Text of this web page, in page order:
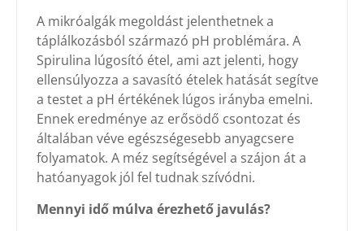
A mikróalgák megoldást jelenthetnek a
táplálkozásból származó pH problémára. A
Spirulina lúgosító étel, ami azt jelenti, hogy
ellensúlyozza a savasító ételek hatását segítve
a testet a pH értékének lúgos irányba emelni.
Ennek eredménye az erősödő csontozat és
általában véve egészségesebb anyagcsere
folyamatok. A méz segítségével a szájon át a
hatóanyagok jól fel tudnak szívódni.
Mennyi idő múlva érezhető javulás?